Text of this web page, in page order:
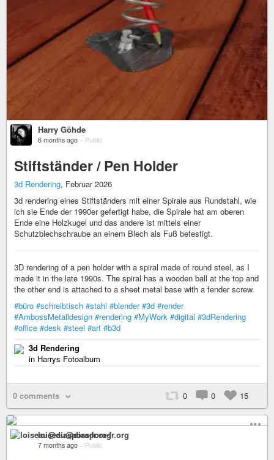
Harry Göhde
6 months ago – Public
Stiftständer / Pen Holder
3d Rendering, Februar 2026
3d rendering eines Stiftständers mit einer Spirale aus Rundstahl, wie
ich sie Ende der 1990er gefertigt habe, die Spirale hat am oberen
Ende eine Holzkugel und das andere ist mittels einer
Schutzblechschraube an einem Blech als Fuß befestigt.
3D rendering of a pen holder with a spiral made of round steel, as I
made it in the late 1990s. The spiral has a wooden ball at the top and
the other end is attached to a sheet metal base with a fender screw.
#büro #schreibtisch #stahl #blender #3d #render
#AmbossMetalldesign #rendering #MyWork #digital #3dRendering
#office #desk #steel #art #b3d
3d Rendering
in Harrys Fotoalbum
0 comments 0 0 15
loiseau@diaspora-fr.org
7 months ago – Public